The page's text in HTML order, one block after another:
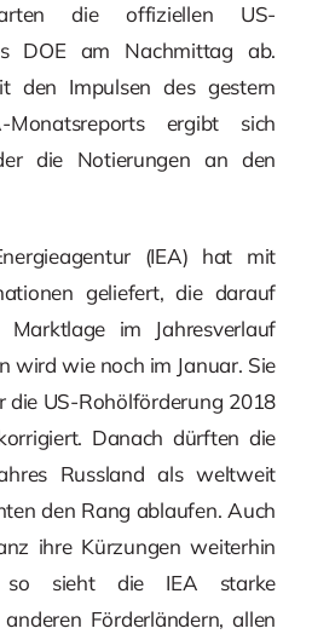
die offiziellen US-
DOE am Nachmittag ab.
den Impulsen des gestern
Monatsreports ergibt sich
die Notierungen an den
(IEA) hat mit
geliefert, die darauf
im Jahresverlauf
wird wie noch im Januar. Sie
die US-Rohölförderung 2018
Danach dürften die
Russland als weltweit
den Rang ablaufen. Auch
ihre Kürzungen weiterhin
so sieht die IEA starke
Förderländern, allen